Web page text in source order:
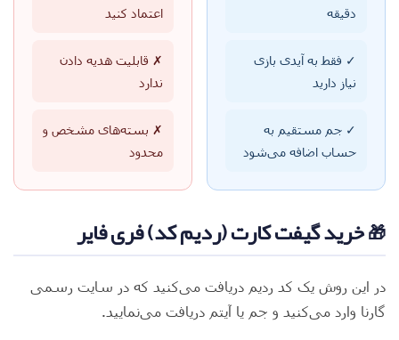
دقیقه
✓ فقط به آیدی بازی
نیاز دارید
✓ جم مستقیم به
حساب اضافه می‌شود
اعتماد کنید
✗ قابلیت هدیه دادن
ندارد
✗ بسته‌های مشخص و
محدود
🎁 خرید گیفت کارت (ردیم کد) فری فایر
در این روش یک کد ردیم دریافت می‌کنید که در سایت رسمی
گارنا وارد می‌کنید و جم یا آیتم دریافت می‌نمایید.